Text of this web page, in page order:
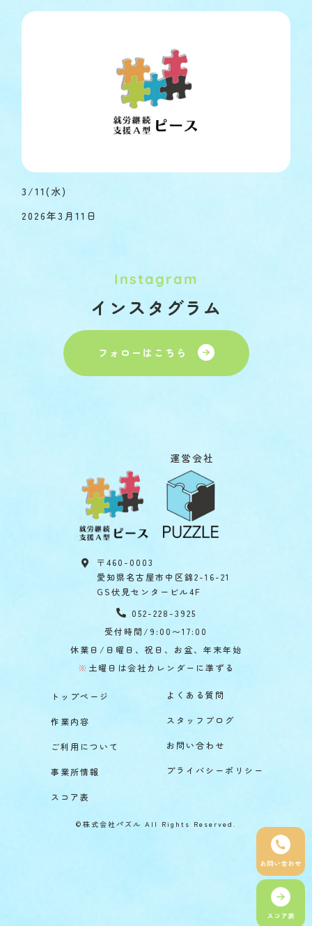
3/11(水)
2026年3月11日
Instagram
インスタグラム
フォローはこちら
運営会社
〒460-0003
愛知県名古屋市中区錦2-16-21
GS伏見センタービル4F
052-228-3925
受付時間/9:00〜17:00
休業日/日曜日、祝日、お盆、年末年始
※ 土曜日は会社カレンダーに準ずる
トップページ
作業内容
ご利用について
事業所情報
スコア表
よくある質問
スタッフブログ
お問い合わせ
プライバシーポリシー
©株式会社パズル All Rights Reserved.